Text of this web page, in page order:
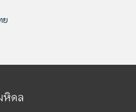
ย
หิดล